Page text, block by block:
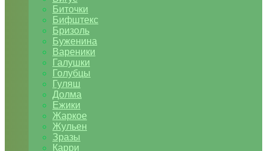
Биточки
Бифштекс
Бризоль
Буженина
Вареники
Галушки
Голубцы
Гуляш
Долма
Ежики
Жаркое
Жульен
Зразы
Карри